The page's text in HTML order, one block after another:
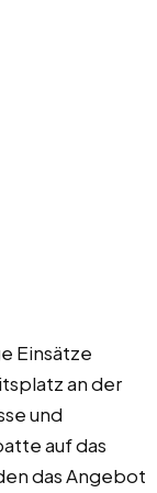
Einsätze
an der
und
auf das
das Angebot